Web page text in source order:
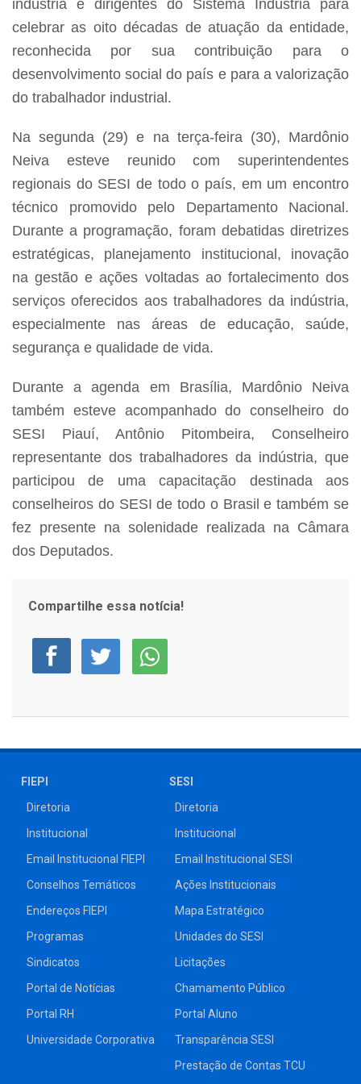
indústria e dirigentes do Sistema Indústria para
celebrar as oito décadas de atuação da entidade,
reconhecida por sua contribuição para o
desenvolvimento social do país e para a valorização
do trabalhador industrial.
Na segunda (29) e na terça-feira (30), Mardônio
Neiva esteve reunido com superintendentes
regionais do SESI de todo o país, em um encontro
técnico promovido pelo Departamento Nacional.
Durante a programação, foram debatidas diretrizes
estratégicas, planejamento institucional, inovação
na gestão e ações voltadas ao fortalecimento dos
serviços oferecidos aos trabalhadores da indústria,
especialmente nas áreas de educação, saúde,
segurança e qualidade de vida.
Durante a agenda em Brasília, Mardônio Neiva
também esteve acompanhado do conselheiro do
SESI Piauí, Antônio Pitombeira, Conselheiro
representante dos trabalhadores da indústria, que
participou de uma capacitação destinada aos
conselheiros do SESI de todo o Brasil e também se
fez presente na solenidade realizada na Câmara
dos Deputados.
Compartilhe essa notícia!
FIEPI
Diretoria
Institucional
Email Institucional FIEPI
Conselhos Temáticos
Endereços FIEPI
Programas
Sindicatos
Portal de Notícias
Portal RH
Universidade Corporativa
SESI
Diretoria
Institucional
Email Institucional SESI
Ações Institucionais
Mapa Estratégico
Unidades do SESI
Licitações
Chamamento Público
Portal Aluno
Transparência SESI
Prestação de Contas TCU